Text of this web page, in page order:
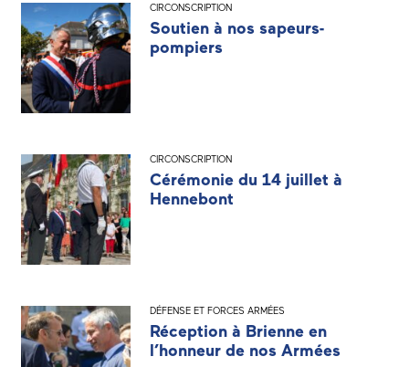
CIRCONSCRIPTION
Soutien à nos sapeurs-
pompiers
CIRCONSCRIPTION
Cérémonie du 14 juillet à
Hennebont
DÉFENSE ET FORCES ARMÉES
Réception à Brienne en
l’honneur de nos Armées